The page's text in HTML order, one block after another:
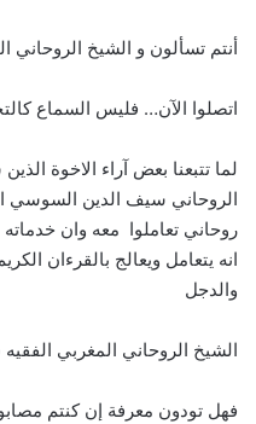
أنتم تسألون و الشيخ الروحاني
اتصلوا الآن… فليس السماع
لما تتبعنا بعض آراء الاخوة
الروحاني سيف الدين السوسي
روحاني تعاملوا معه وان
انه يتعامل ويعالج بالقرءان
والدجل
الشيخ الروحاني المغربي
فهل تودون معرفة إن كنتم